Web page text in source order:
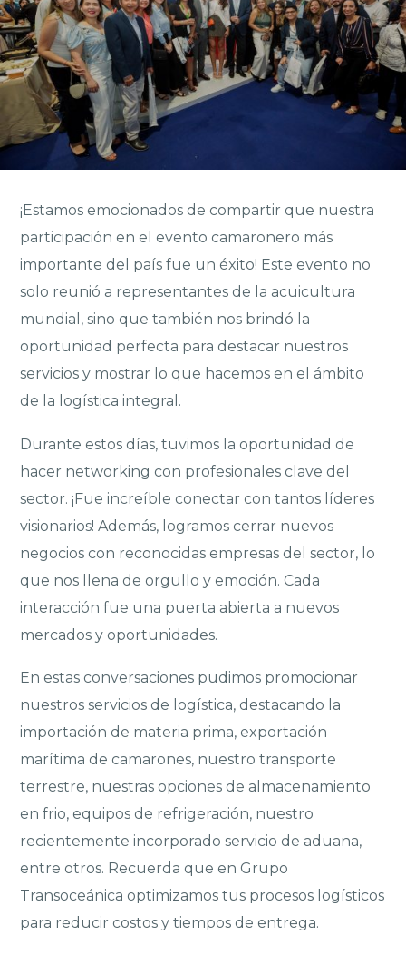
¡Estamos emocionados de compartir que nuestra
participación en el evento camaronero más
importante del país fue un éxito! Este evento no
solo reunió a representantes de la acuicultura
mundial, sino que también nos brindó la
oportunidad perfecta para destacar nuestros
servicios y mostrar lo que hacemos en el ámbito
de la logística integral.
Durante estos días, tuvimos la oportunidad de
hacer networking con profesionales clave del
sector. ¡Fue increíble conectar con tantos líderes
visionarios! Además, logramos cerrar nuevos
negocios con reconocidas empresas del sector, lo
que nos llena de orgullo y emoción. Cada
interacción fue una puerta abierta a nuevos
mercados y oportunidades.
En estas conversaciones pudimos promocionar
nuestros servicios de logística, destacando la
importación de materia prima, exportación
marítima de camarones, nuestro transporte
terrestre, nuestras opciones de almacenamiento
en frio, equipos de refrigeración, nuestro
recientemente incorporado servicio de aduana,
entre otros. Recuerda que en Grupo
Transoceánica optimizamos tus procesos logísticos
para reducir costos y tiempos de entrega.